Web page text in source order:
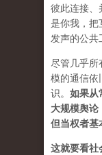
彼此连接、
是你我，把
发声的公共
尽管几乎所
模的通信依
识。 如果从
大规模舆论
但当权者基
这就要看社